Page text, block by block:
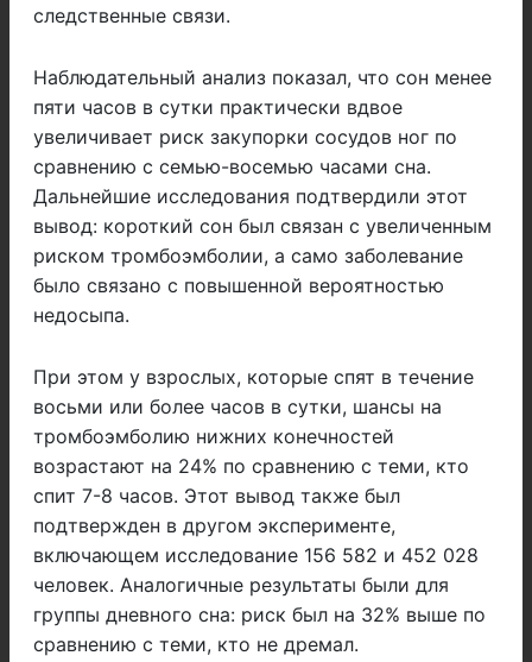
следственные связи.
Наблюдательный анализ показал, что сон менее
пяти часов в сутки практически вдвое
увеличивает риск закупорки сосудов ног по
сравнению с семью-восемью часами сна.
Дальнейшие исследования подтвердили этот
вывод: короткий сон был связан с увеличенным
риском тромбоэмболии, а само заболевание
было связано с повышенной вероятностью
недосыпа.
При этом у взрослых, которые спят в течение
восьми или более часов в сутки, шансы на
тромбоэмболию нижних конечностей
возрастают на 24% по сравнению с теми, кто
спит 7-8 часов. Этот вывод также был
подтвержден в другом эксперименте,
включающем исследование 156 582 и 452 028
человек. Аналогичные результаты были для
группы дневного сна: риск был на 32% выше по
сравнению с теми, кто не дремал.